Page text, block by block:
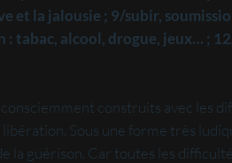
et la jalousie ; 9/subir,
tabac, alcool, drogue, jeux… ;
construits avec les
Sous une forme très
guérison. Car toutes les